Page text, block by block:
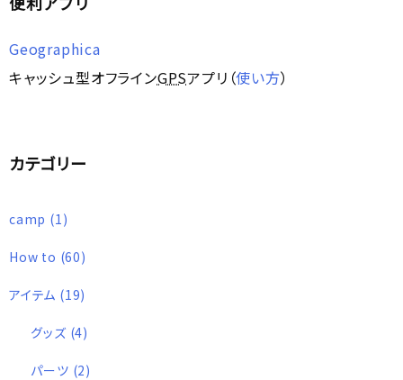
Geographica
キャッシュ型オフラインGPSアプリ（使い方）
カテゴリー
camp (1)
How to (60)
アイテム (19)
グッズ (4)
パーツ (2)